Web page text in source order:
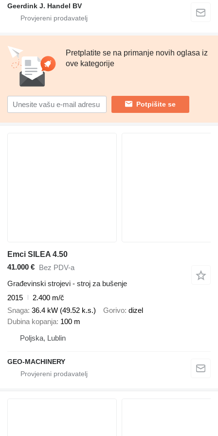
Geerdink J. Handel BV
Pretplatite se na primanje novih oglasa iz
ove kategorije
Potpišite se
Emci SILEA 4.50
41.000 € Bez PDV-a
Građevinski strojevi - stroj za bušenje
2015
2.400 m/č
Snaga 36.4 kW (49.52 k.s.) Gorivo dizel
Dubina kopanja 100 m
Poljska, Lublin
GEO-MACHINERY